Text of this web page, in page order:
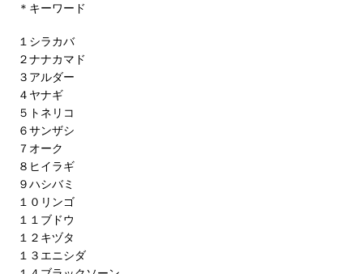
＊キーワード
１シラカバ
２ナナカマド
３アルダー
４ヤナギ
５トネリコ
６サンザシ
７オーク
８ヒイラギ
９ハシバミ
１０リンゴ
１１ブドウ
１２キヅタ
１３エニシダ